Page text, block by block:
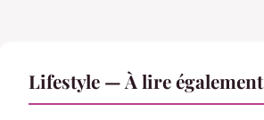
Lifestyle — À lire également